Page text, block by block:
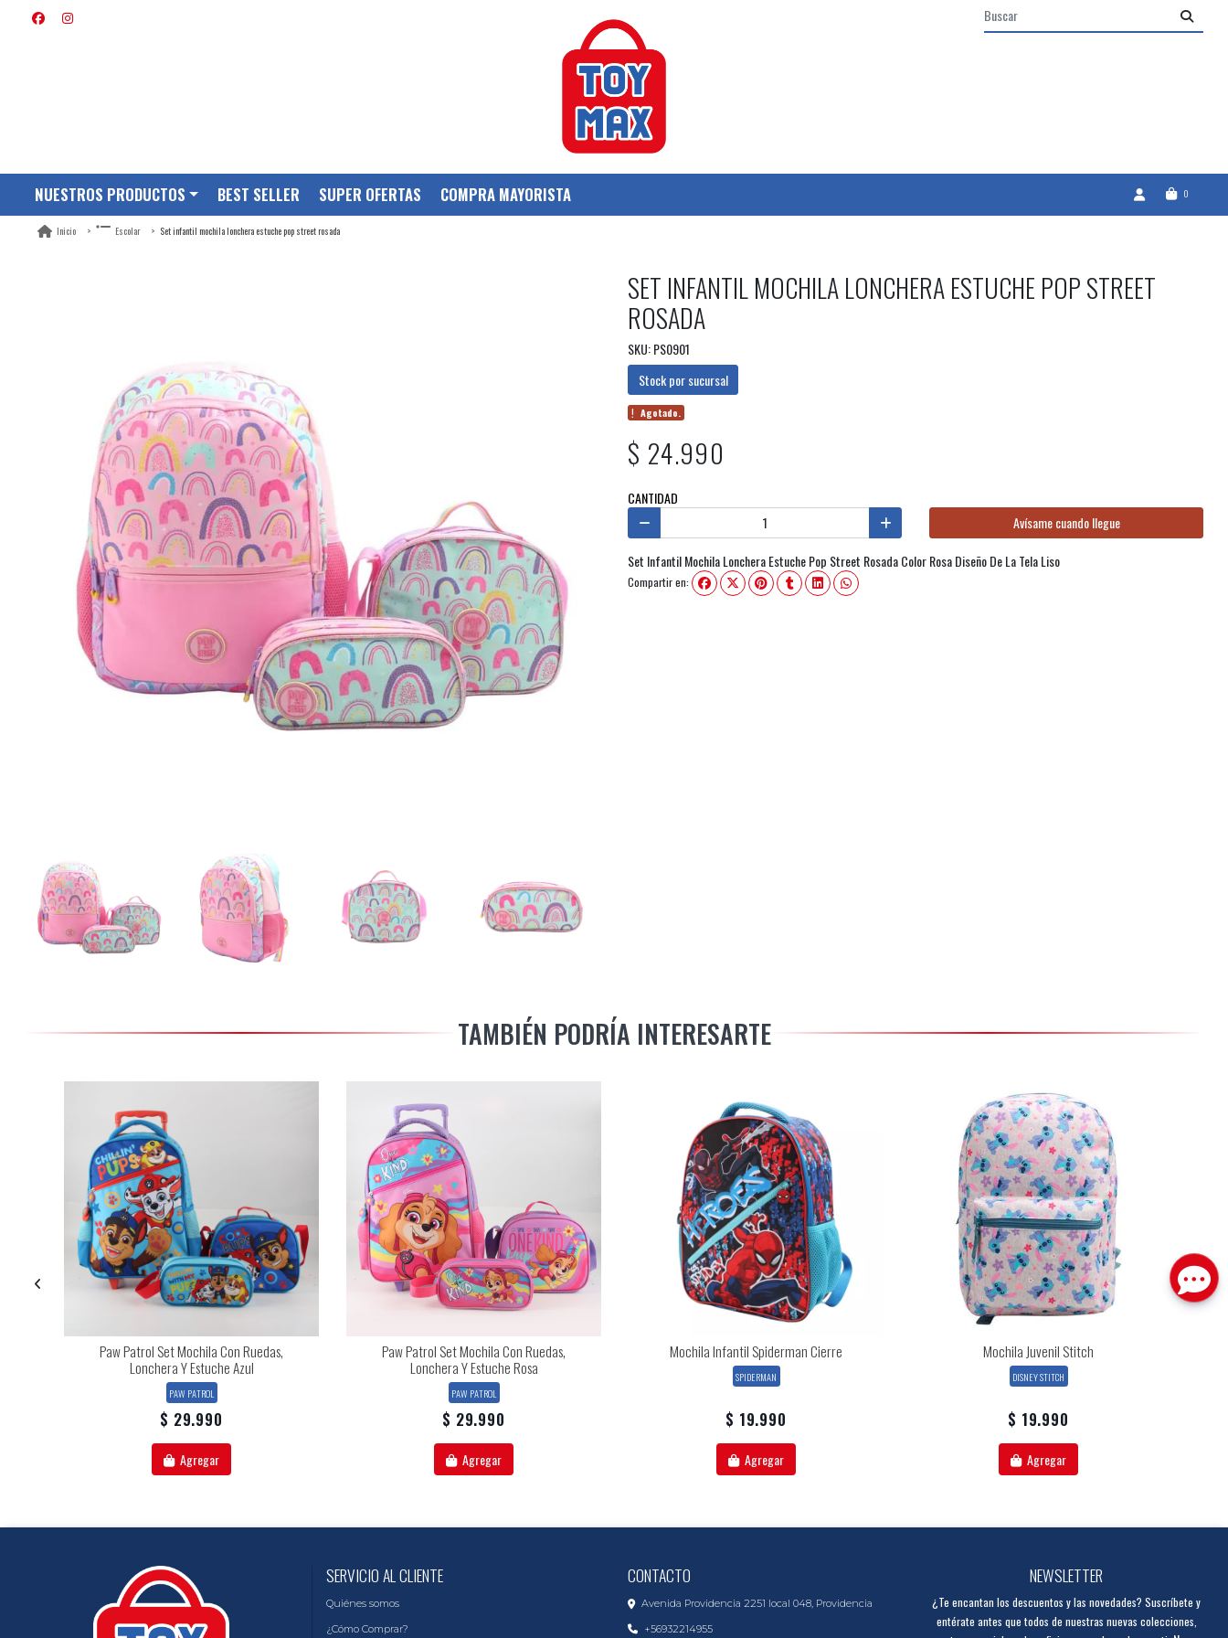
NUESTROS PRODUCTOS BEST SELLER SUPER OFERTAS COMPRA MAYORISTA 0
Inicio Escolar Set infantil mochila lonchera estuche pop street rosada
SET INFANTIL MOCHILA LONCHERA ESTUCHE POP STREET
ROSADA
SKU: PS0901
Stock por sucursal
Agotado.
$ 24.990
CANTIDAD
Avísame cuando llegue
Set Infantil Mochila Lonchera Estuche Pop Street Rosada Color Rosa Diseño De La Tela Liso
Compartir en:
TAMBIÉN PODRÍA INTERESARTE
Paw Patrol Set Mochila Con Ruedas,
Lonchera Y Estuche Azul
PAW PATROL
$ 29.990
Agregar
Paw Patrol Set Mochila Con Ruedas,
Lonchera Y Estuche Rosa
PAW PATROL
$ 29.990
Agregar
Mochila Infantil Spiderman Cierre
SPIDERMAN
$ 19.990
Agregar
Mochila Juvenil Stitch
DISNEY STITCH
$ 19.990
Agregar
SERVICIO AL CLIENTE
Quiénes somos
¿Cómo Comprar?
CONTACTO
Avenida Providencia 2251 local 048, Providencia
+56932214955
NEWSLETTER
¿Te encantan los descuentos y las novedades? Suscríbete y
entérate antes que todos de nuestras nuevas colecciones,